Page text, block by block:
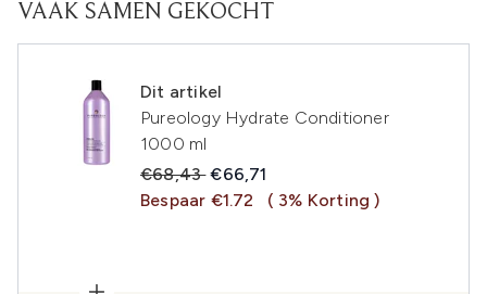
VAAK SAMEN GEKOCHT
Dit artikel
Pureology Hydrate Conditioner
1000 ml
Recommended Retail Price:
€68,43Huidige prijs:
€66,71
Bespaar €1.72
( 3% Korting )